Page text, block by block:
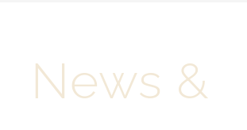
Kontakt
News &